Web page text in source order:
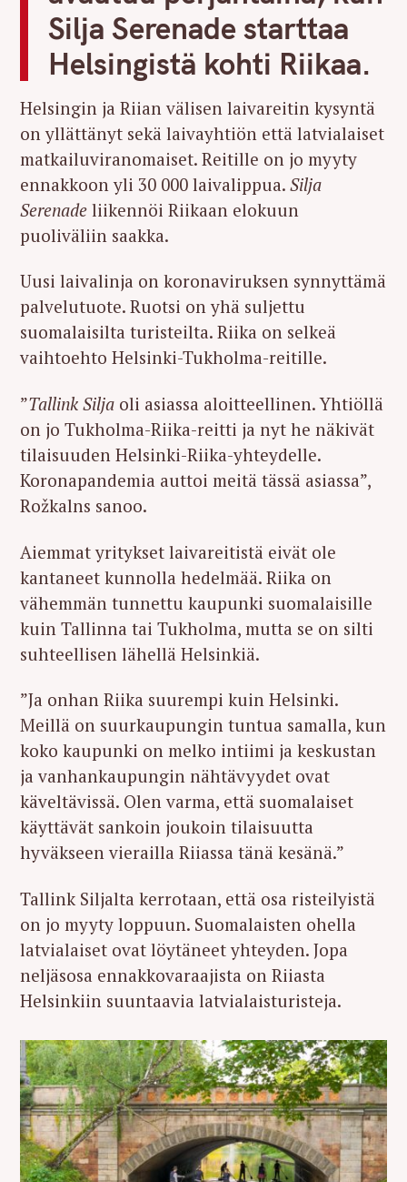
Silja Serenade starttaa
Helsingistä kohti Riikaa.
Helsingin ja Riian välisen laivareitin kysyntä
on yllättänyt sekä laivayhtiön että latvialaiset
matkailuviranomaiset. Reitille on jo myyty
ennakkoon yli 30 000 laivalippua. Silja
Serenade liikennöi Riikaan elokuun
puoliväliin saakka.
Uusi laivalinja on koronaviruksen synnyttämä
palvelutuote. Ruotsi on yhä suljettu
suomalaisilta turisteilta. Riika on selkeä
vaihtoehto Helsinki-Tukholma-reitille.
”Tallink Silja oli asiassa aloitteellinen. Yhtiöllä
on jo Tukholma-Riika-reitti ja nyt he näkivät
tilaisuuden Helsinki-Riika-yhteydelle.
Koronapandemia auttoi meitä tässä asiassa”,
Rožkalns sanoo.
Aiemmat yritykset laivareitistä eivät ole
kantaneet kunnolla hedelmää. Riika on
vähemmän tunnettu kaupunki suomalaisille
kuin Tallinna tai Tukholma, mutta se on silti
suhteellisen lähellä Helsinkiä.
”Ja onhan Riika suurempi kuin Helsinki.
Meillä on suurkaupungin tuntua samalla, kun
koko kaupunki on melko intiimi ja keskustan
ja vanhankaupungin nähtävyydet ovat
käveltävissä. Olen varma, että suomalaiset
käyttävät sankoin joukoin tilaisuutta
hyväkseen vierailla Riiassa tänä kesänä.”
Tallink Siljalta kerrotaan, että osa risteilyistä
on jo myyty loppuun. Suomalaisten ohella
latvialaiset ovat löytäneet yhteyden. Jopa
neljäsosa ennakkovaraajista on Riiasta
Helsinkiin suuntaavia latvialaisturisteja.